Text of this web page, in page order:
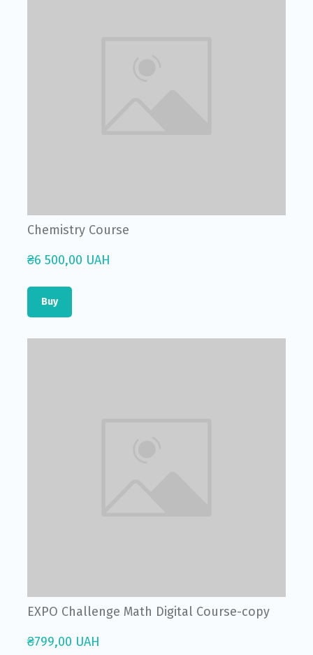
Chemistry Course
₴6 500,00 UAH
Buy
EXPO Challenge Math Digital Course-copy
₴799,00 UAH